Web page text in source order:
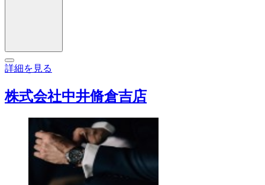
詳細を見る
株式会社中井脩倉吉店